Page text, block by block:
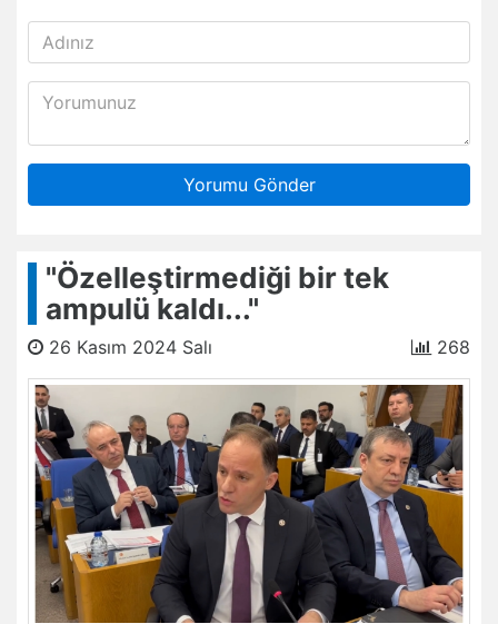
Yorumu Gönder
"Özelleştirmediği bir tek
ampulü kaldı..."
26 Kasım 2024 Salı 268